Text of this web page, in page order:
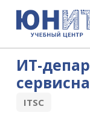
ИТ-
ITSC